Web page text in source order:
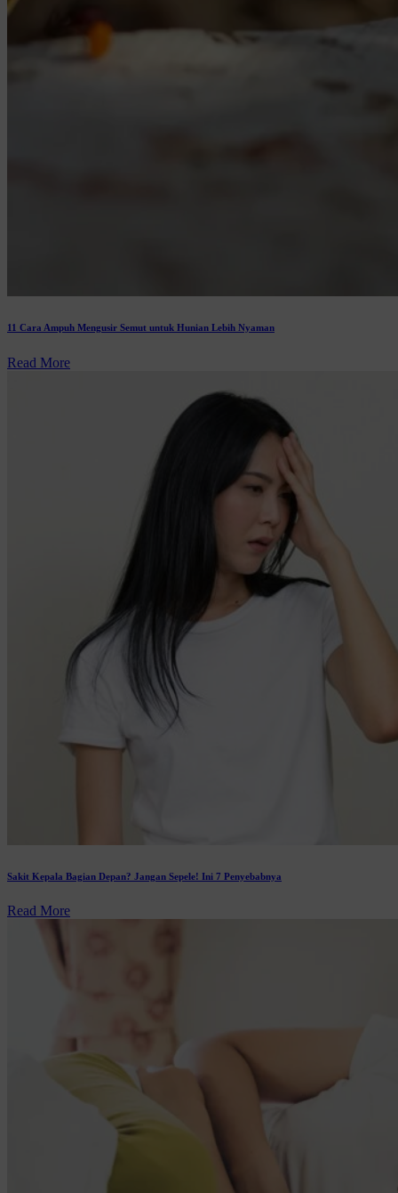
11 Cara Ampuh Mengusir Semut untuk Hunian Lebih Nyaman
Read More
Sakit Kepala Bagian Depan? Jangan Sepele! Ini 7 Penyebabnya
Read More